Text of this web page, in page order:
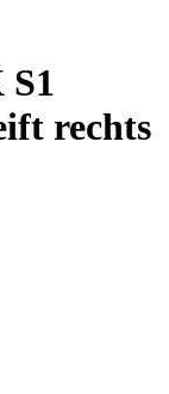
rechts